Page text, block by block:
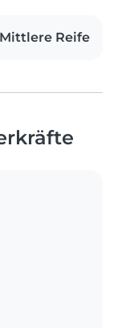
Mittlere Reife